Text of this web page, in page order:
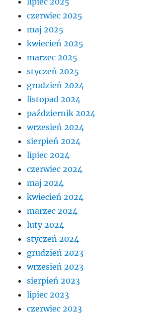
czerwiec 2025
maj 2025
kwiecień 2025
marzec 2025
styczeń 2025
grudzień 2024
listopad 2024
październik 2024
wrzesień 2024
sierpień 2024
lipiec 2024
czerwiec 2024
maj 2024
kwiecień 2024
marzec 2024
luty 2024
styczeń 2024
grudzień 2023
wrzesień 2023
sierpień 2023
lipiec 2023
czerwiec 2023